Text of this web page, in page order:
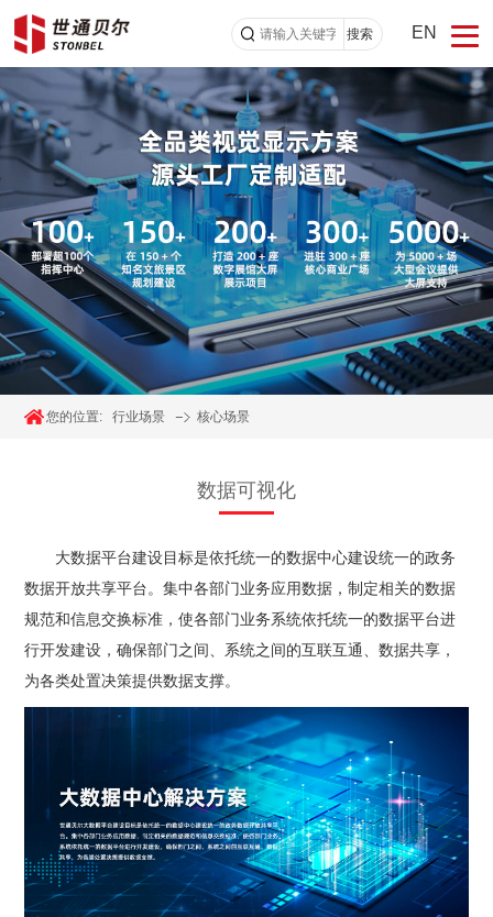
搜索 EN
您的位置: 行业场景 核心场景
数据可视化
大数据平台建设目标是依托统一的数据中心建设统一的政务
数据开放共享平台。集中各部门业务应用数据，制定相关的数据
规范和信息交换标准，使各部门业务系统依托统一的数据平台进
行开发建设，确保部门之间、系统之间的互联互通、数据共享，
为各类处置决策提供数据支撑。